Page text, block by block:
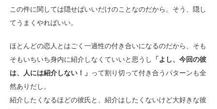
この件に関しては隠せばいいだけのことなのだから。そう、隠し
てうまくやればいい。
ほとんどの恋人とはごく一過性の付き合いになるのだから、そも
そもいちいち身内に紹介しなくていいと思うし
「よし、今回の彼
は、人には紹介しない！」 って割り切って付き合うパターンも全
然ありだし。
紹介したくなるほどの彼氏と、紹介はしたくないけど大好きな彼